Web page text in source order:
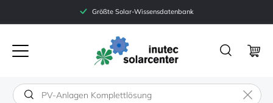
Directly
to the
Größte Solar-Wissensdatenbank